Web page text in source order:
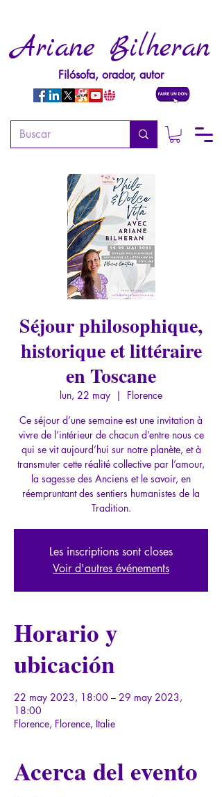
Ariane Bilheran
Filósofa, orador, autor
Séjour philosophique,
historique et littéraire
en Toscane
lun, 22 may
  |
Florence
Ce séjour d’une semaine est une invitation à
vivre de l’intérieur de chacun d’entre nous ce
qui se vit aujourd’hui sur notre planète, et à
transmuter cette réalité collective par l’amour,
la sagesse des Anciens et le savoir, en
réempruntant des sentiers humanistes de la
Tradition.
Les inscriptions sont closes
Voir d'autres événements
Horario y
ubicación
22 may 2023, 18:00 – 29 may 2023,
18:00
Florence, Florence, Italie
Acerca del evento